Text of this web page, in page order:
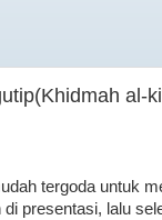
al-
tergoda untuk
presentasi, lalu